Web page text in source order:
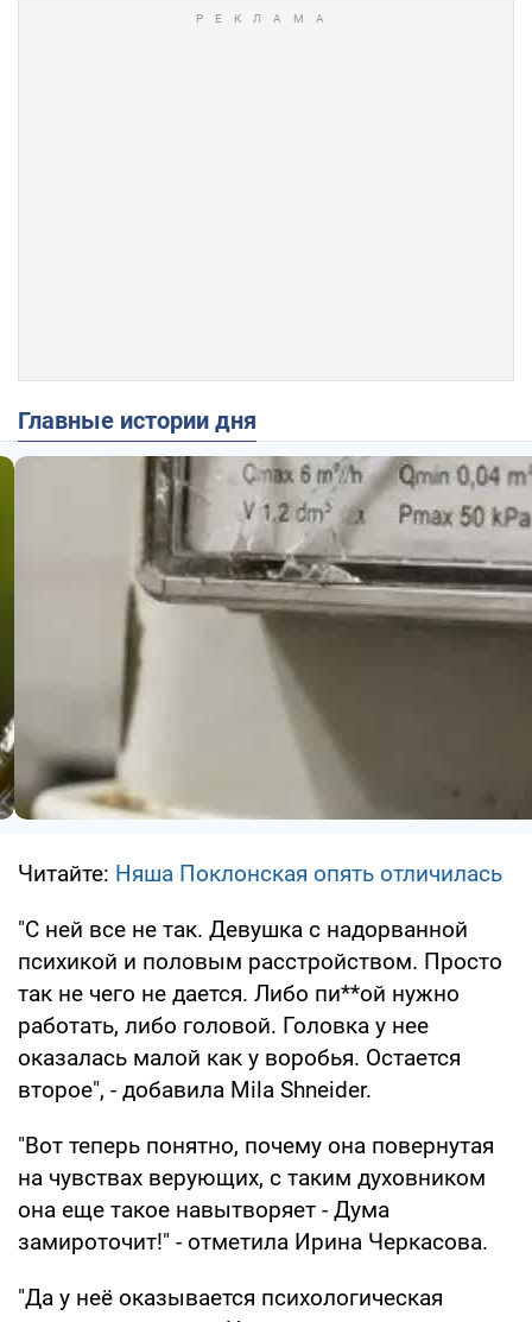
Главные истории дня
Читайте: Няша Поклонская опять отличилась
"С ней все не так. Девушка с надорванной
психикой и половым расстройством. Просто
так не чего не дается. Либо пи**ой нужно
работать, либо головой. Головка у нее
оказалась малой как у воробья. Остается
второе", - добавила Mila Shneider.
"Вот теперь понятно, почему она повернутая
на чувствах верующих, с таким духовником
она еще такое навытворяет - Дума
замироточит!" - отметила Ирина Черкасова.
"Да у неё оказывается психологическая